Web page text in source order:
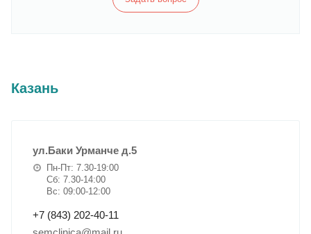
Казань
ул.Баки Урманче д.5
Пн-Пт: 7.30-19:00
Сб: 7.30-14:00
Вс: 09:00-12:00
+7 (843) 202-40-11